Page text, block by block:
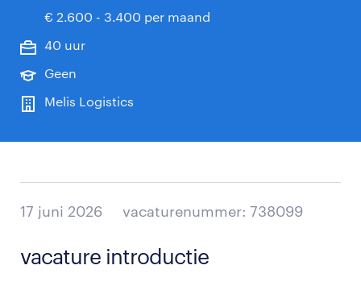
€ 2.600 - 3.400 per maand
40 uur
Geen
Melis Logistics
17 juni 2026 vacaturenummer: 738099
vacature introductie